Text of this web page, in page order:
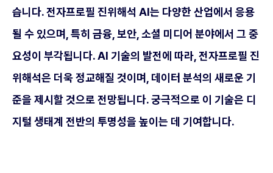
습니다. 전자프로필 진위해석 AI는 다양한 산업에서 응용
될 수 있으며, 특히 금융, 보안, 소셜 미디어 분야에서 그 중
요성이 부각됩니다. AI 기술의 발전에 따라, 전자프로필 진
위해석은 더욱 정교해질 것이며, 데이터 분석의 새로운 기
준을 제시할 것으로 전망됩니다. 궁극적으로 이 기술은 디
지털 생태계 전반의 투명성을 높이는 데 기여합니다.